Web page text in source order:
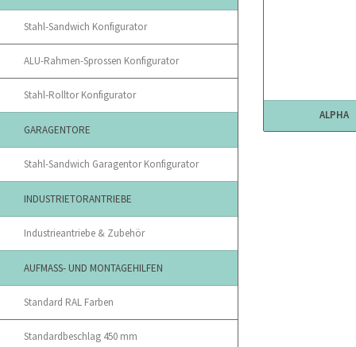
Stahl-Sandwich Konfigurator
ALU-Rahmen-Sprossen Konfigurator
Stahl-Rolltor Konfigurator
GARAGENTORE
Stahl-Sandwich Garagentor Konfigurator
INDUSTRIETORANTRIEBE
Industrieantriebe & Zubehör
AUFMASS- UND MONTAGEHILFEN
Standard RAL Farben
Standardbeschlag 450 mm
ALPHA